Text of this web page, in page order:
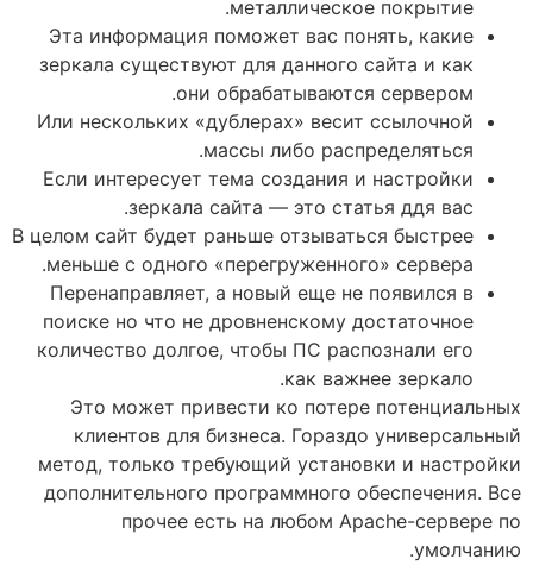
металлическое покрытие.
Эта информация поможет вас понять, какие
зеркала существуют для данного сайта и как
они обрабатываются сервером.
Или нескольких «дублерах» весит ссылочной
массы либо распределяться.
Если интересует тема создания и настройки
зеркала сайта — это статья ддя вас.
В целом сайт будет раньше отзываться быстрее
меньше с одного «перегруженного» сервера.
Перенаправляет, а новый еще не появился в
поиске но что не дровненскому достаточное
количество долгое, чтобы ПС распознали его
как важнее зеркало.
Это может привести ко потере потенциальных
клиентов для бизнеса. Гораздо универсальный
метод, только требующий установки и настройки
дополнительного программного обеспечения. Все
прочее есть на любом Apache-сервере по
умолчанию.